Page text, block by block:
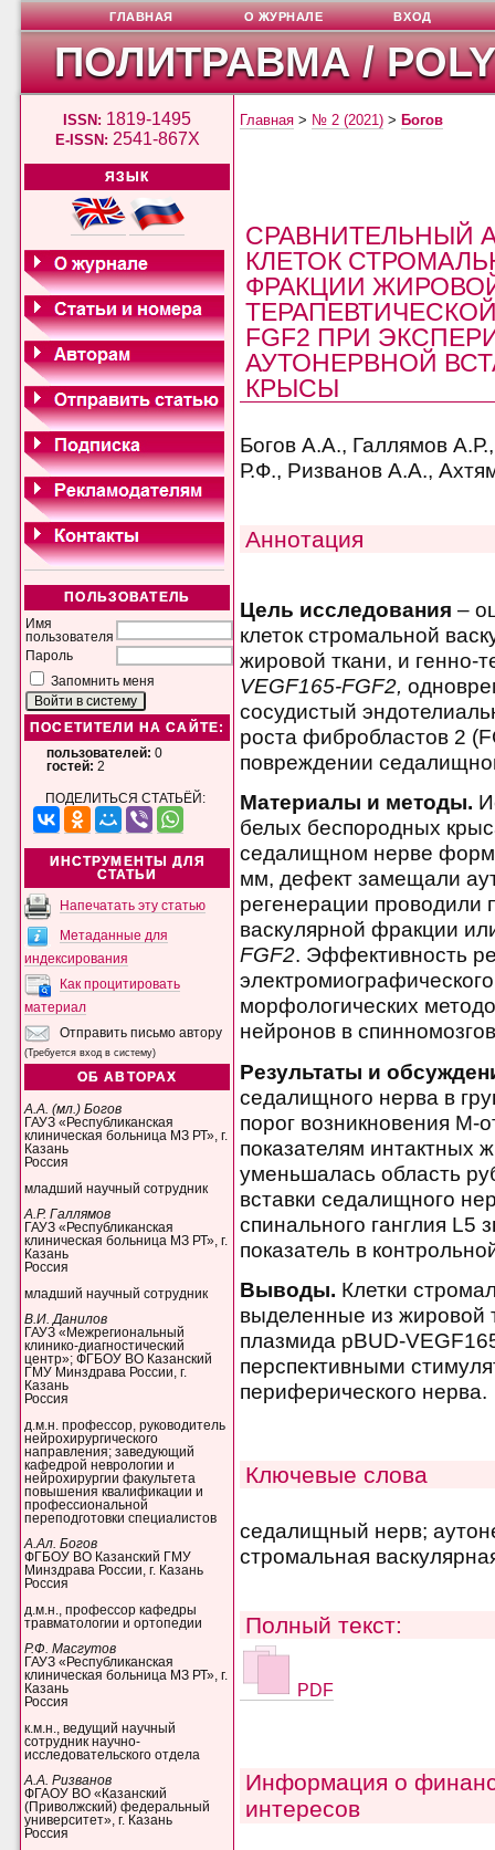
ПОЛИТРАВМА /
ISSN: 1819-1495
E-ISSN: 2541-867X
ЯЗЫК
ПОЛЬЗОВАТЕЛЬ
Имя
пользователя
Пароль
Запомнить меня
ПОСЕТИТЕЛИ НА САЙТЕ:
пользователей: 0
гостей: 2
ПОДЕЛИТЬСЯ СТАТЬЁЙ:
ИНСТРУМЕНТЫ ДЛЯ
СТАТЬИ
Напечатать эту статью
Метаданные для
индексирования
Как процитировать
материал
Отправить письмо автору
(Требуется вход в систему)
ОБ АВТОРАХ
А.А. (мл.) Богов
ГАУЗ «Республиканская
клиническая больница МЗ РТ», г.
Казань
Россия
младший научный сотрудник
А.Р. Галлямов
ГАУЗ «Республиканская
клиническая больница МЗ РТ», г.
Казань
Россия
младший научный сотрудник
В.И. Данилов
ГАУЗ «Межрегиональный
клинико-диагностический
центр»; ФГБОУ ВО Казанский
ГМУ Минздрава России, г.
Казань
Россия
д.м.н. профессор, руководитель
нейрохирургического
направления; заведующий
кафедрой неврологии и
нейрохирургии факультета
повышения квалификации и
профессиональной
переподготовки специалистов
А.Ал. Богов
ФГБОУ ВО Казанский ГМУ
Минздрава России, г. Казань
Россия
д.м.н., профессор кафедры
травматологии и ортопедии
Р.Ф. Масгутов
ГАУЗ «Республиканская
клиническая больница МЗ РТ», г.
Казань
Россия
к.м.н., ведущий научный
сотрудник научно-
исследовательского отдела
А.А. Ризванов
ФГАОУ ВО «Казанский
(Приволжский) федеральный
университет», г. Казань
Россия
ГЛАВНАЯ О ЖУРНАЛЕ ВХОД
Главная > № 2 (2021) > Богов
СРАВНИТЕЛЬНЫЙ
КЛЕТОК
ФРАКЦИИ
FGF2 ПРИ
АУТОНЕРВНОЙ
КРЫСЫ
Богов А.А., Галлямов
Р.Ф., Ризванов А.А.,
Аннотация
Цель исследования –
клеток стромальной
жировой ткани, и генно-
VEGF165-FGF2,
сосудистый
роста фибробластов 2
повреждении
Материалы и методы.
белых беспородных
седалищном нерве
мм, дефект замещали
регенерации проводили
васкулярной фракции
FGF2. Эффективность
морфологических
нейронов в
Результаты и
седалищного нерва в
порог возникновения М-
показателям интактных
уменьшалась область
вставки седалищного
спинального ганглия
показатель в
Выводы. Клетки
выделенные из жировой
плазмида pBUD-
перспективными
периферического нерва.
Ключевые слова
седалищный нерв;
стромальная
Полный текст:
PDF
Информация о
интересов